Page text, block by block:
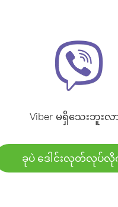
Viber မရှိသေးဘူးလာ
ခုပဲ ဒေါင်းလုတ်လုပ်လို